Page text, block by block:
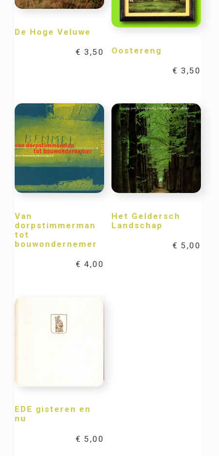
De Hoge Veluwe
€ 3,50 Oostereng
€ 3,50
Van
dorpstimmerman
tot
bouwondernemer
€ 4,00
Het Geldersch
Landschap
€ 5,00
EDE gisteren en
nu
€ 5,00